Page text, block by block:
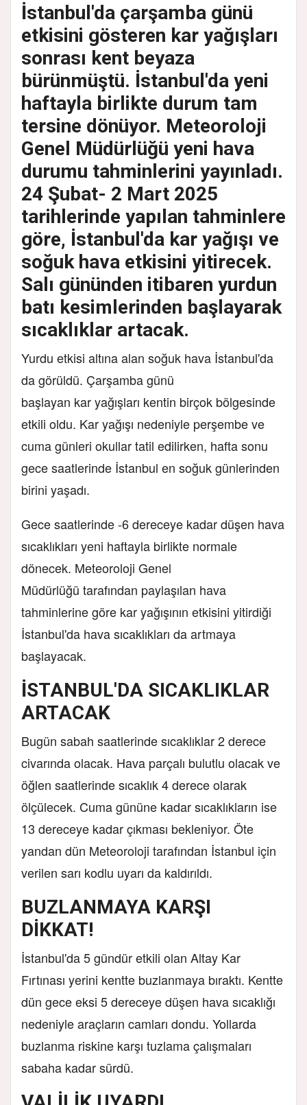
İstanbul'da çarşamba günü
etkisini gösteren kar yağışları
sonrası kent beyaza
bürünmüştü. İstanbul'da yeni
haftayla birlikte durum tam
tersine dönüyor. Meteoroloji
Genel Müdürlüğü yeni hava
durumu tahminlerini yayınladı.
24 Şubat- 2 Mart 2025
tarihlerinde yapılan tahminlere
göre, İstanbul'da kar yağışı ve
soğuk hava etkisini yitirecek.
Salı gününden itibaren yurdun
batı kesimlerinden başlayarak
sıcaklıklar artacak.
Yurdu etkisi altına alan soğuk hava İstanbul'da
da görüldü. Çarşamba günü
başlayan kar yağışları kentin birçok bölgesinde
etkili oldu. Kar yağışı nedeniyle perşembe ve
cuma günleri okullar tatil edilirken, hafta sonu
gece saatlerinde İstanbul en soğuk günlerinden
birini yaşadı.
Gece saatlerinde -6 dereceye kadar düşen hava
sıcaklıkları yeni haftayla birlikte normale
dönecek. Meteoroloji Genel
Müdürlüğü tarafından paylaşılan hava
tahminlerine göre kar yağışının etkisini yitirdiği
İstanbul'da hava sıcaklıkları da artmaya
başlayacak.
İSTANBUL'DA SICAKLIKLAR
ARTACAK
Bugün sabah saatlerinde sıcaklıklar 2 derece
civarında olacak. Hava parçalı bulutlu olacak ve
öğlen saatlerinde sıcaklık 4 derece olarak
ölçülecek. Cuma gününe kadar sıcaklıkların ise
13 dereceye kadar çıkması bekleniyor. Öte
yandan dün Meteoroloji tarafından İstanbul için
verilen sarı kodlu uyarı da kaldırıldı.
BUZLANMAYA KARŞI
DİKKAT!
İstanbul'da 5 gündür etkili olan Altay Kar
Fırtınası yerini kentte buzlanmaya bıraktı. Kentte
dün gece eksi 5 dereceye düşen hava sıcaklığı
nedeniyle araçların camları dondu. Yollarda
buzlanma riskine karşı tuzlama çalışmaları
sabaha kadar sürdü.